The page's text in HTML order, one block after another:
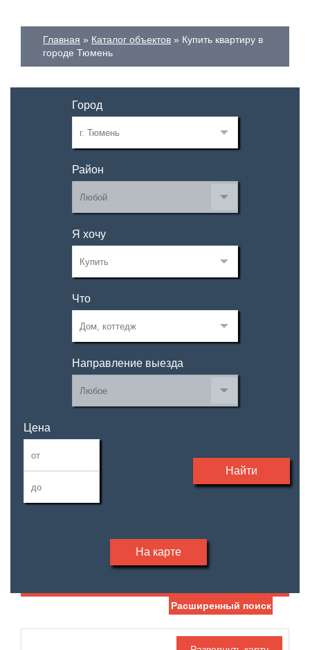
Главная Каталог объектов
Купить квартиру в
городе Тюмень
Город
Район
Я хочу
Что
Направление выезда
Цена
—
Найти
На карте
Жилая площадь
—
Расширенный поиск